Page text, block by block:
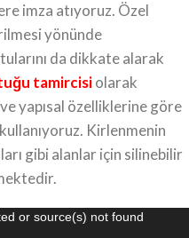
imza atıyoruz. Özel
yönünde
da dikkate alarak
tamircisiolarak
yapısal özelliklerine göre
Kirlenmenin
gibi alanlar için silinebilir
or source(s) not found